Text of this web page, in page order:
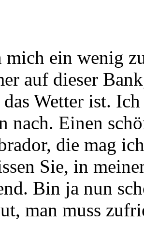
mich ein wenig
auf dieser
Wetter ist.
nach. Einen
die mag
Sie, in
Bin ja nun
man muss